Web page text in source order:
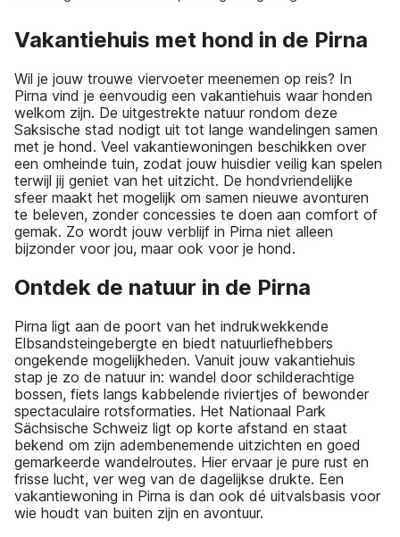
Vakantiehuis met hond in de Pirna
Wil je jouw trouwe viervoeter meenemen op reis? In
Pirna vind je eenvoudig een vakantiehuis waar honden
welkom zijn. De uitgestrekte natuur rondom deze
Saksische stad nodigt uit tot lange wandelingen samen
met je hond. Veel vakantiewoningen beschikken over
een omheinde tuin, zodat jouw huisdier veilig kan spelen
terwijl jij geniet van het uitzicht. De hondvriendelijke
sfeer maakt het mogelijk om samen nieuwe avonturen
te beleven, zonder concessies te doen aan comfort of
gemak. Zo wordt jouw verblijf in Pirna niet alleen
bijzonder voor jou, maar ook voor je hond.
Ontdek de natuur in de Pirna
Pirna ligt aan de poort van het indrukwekkende
Elbsandsteingebergte en biedt natuurliefhebbers
ongekende mogelijkheden. Vanuit jouw vakantiehuis
stap je zo de natuur in: wandel door schilderachtige
bossen, fiets langs kabbelende riviertjes of bewonder
spectaculaire rotsformaties. Het Nationaal Park
Sächsische Schweiz ligt op korte afstand en staat
bekend om zijn adembenemende uitzichten en goed
gemarkeerde wandelroutes. Hier ervaar je pure rust en
frisse lucht, ver weg van de dagelijkse drukte. Een
vakantiewoning in Pirna is dan ook dé uitvalsbasis voor
wie houdt van buiten zijn en avontuur.